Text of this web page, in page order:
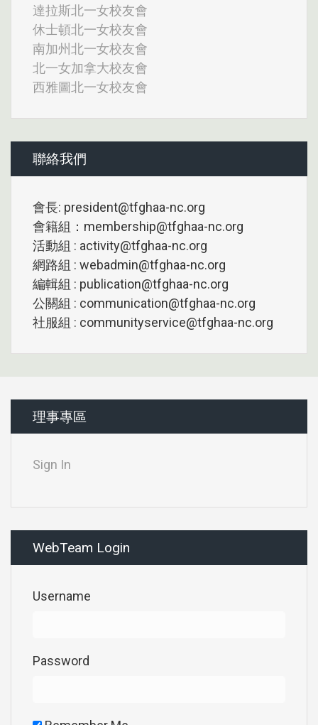
達拉斯北一女校友會
休士頓北一女校友會
南加州北一女校友會
北一女加拿大校友會
西雅圖北一女校友會
聯絡我們
會長: president@tfghaa-nc.org
會籍組：membership@tfghaa-nc.org
活動組 : activity@tfghaa-nc.org
網路組 : webadmin@tfghaa-nc.org
編輯組 : publication@tfghaa-nc.org
公關組 : communication@tfghaa-nc.org
社服組 : communityservice@tfghaa-nc.org
理事專區
Sign In
WebTeam Login
Username
Password